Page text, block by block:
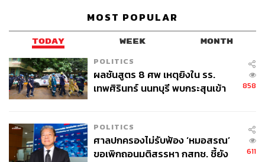
MOST POPULAR
TODAY WEEK MONTH
POLITICS
ผลชันสูตร 8 ศพ เหตุยิงใน รร.
เทพศิรินทร์ นนทบุรี พบกระสุนเข้า
858
POLITICS
ศาลปกครองไม่รับฟ้อง ‘หมอสรณ’
ขอเพิกถอนมติสรรหา กสทช. ชี้ยัง
611